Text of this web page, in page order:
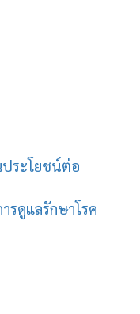
ระโยชน์ต่อ
รดูแลรักษาโรค